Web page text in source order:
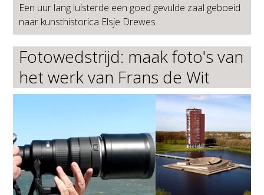
Een uur lang luisterde een goed gevulde zaal geboeid
naar kunsthistorica Elsje Drewes
Fotowedstrijd: maak foto's van
het werk van Frans de Wit